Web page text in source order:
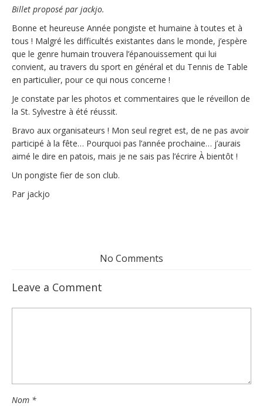
Billet proposé par jackjo.
Bonne et heureuse Année pongiste et humaine à toutes et à
tous ! Malgré les difficultés existantes dans le monde, j’espère
que le genre humain trouvera l’épanouissement qui lui
convient, au travers du sport en général et du Tennis de Table
en particulier, pour ce qui nous concerne !
Je constate par les photos et commentaires que le réveillon de
la St. Sylvestre à été réussit.
Bravo aux organisateurs ! Mon seul regret est, de ne pas avoir
participé à la fête… Pourquoi pas l’année prochaine… j’aurais
aimé le dire en patois, mais je ne sais pas l’écrire À bientôt !
Un pongiste fier de son club.
Par jackjo
No Comments
Leave a Comment
Nom *